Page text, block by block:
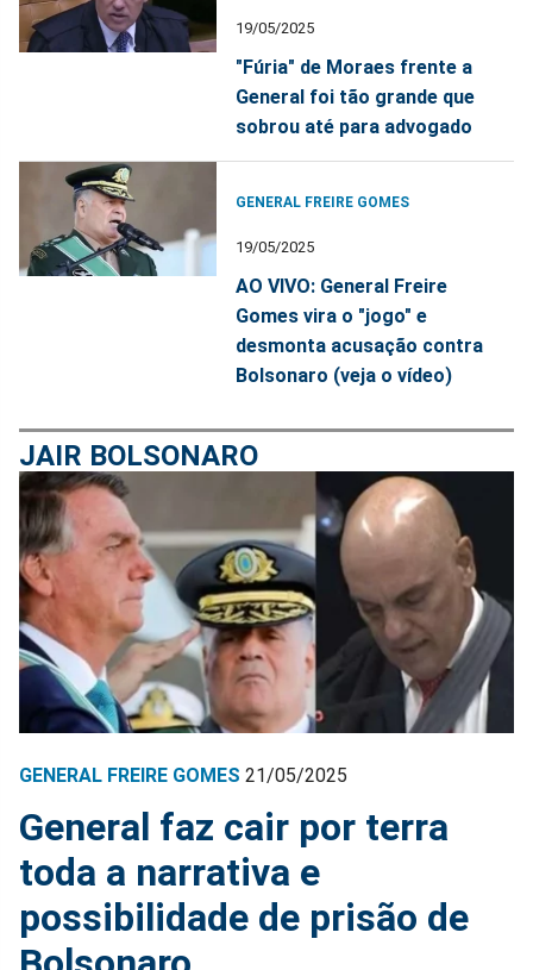
19/05/2025
"Fúria" de Moraes frente a
General foi tão grande que
sobrou até para advogado
GENERAL FREIRE GOMES
19/05/2025
AO VIVO: General Freire
Gomes vira o "jogo" e
desmonta acusação contra
Bolsonaro (veja o vídeo)
JAIR BOLSONARO
GENERAL FREIRE GOMES 21/05/2025
General faz cair por terra
toda a narrativa e
possibilidade de prisão de